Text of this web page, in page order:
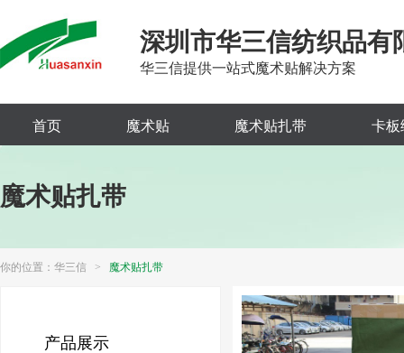
深圳市华三信纺织品有
华三信提供一站式魔术贴解决方案
首页 魔术贴 魔术贴扎带 卡板
魔术贴扎带
你的位置： 华三信 > 魔术贴扎带
产品展示